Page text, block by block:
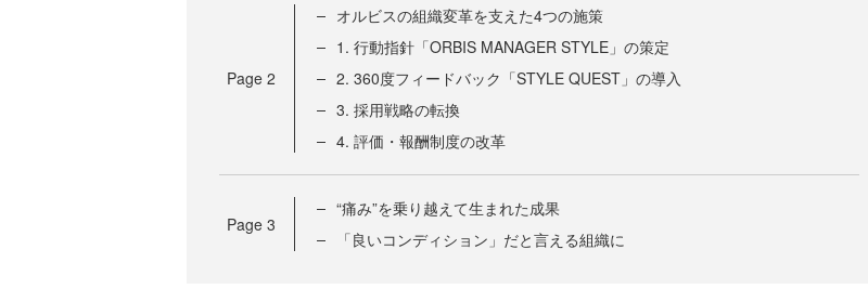
Page 2
オルビスの組織変革を支えた4つの施策
1. 行動指針「ORBIS MANAGER STYLE」の策定
2. 360度フィードバック「STYLE QUEST」の導入
3. 採用戦略の転換
4. 評価・報酬制度の改革
Page 3
“痛み”を乗り越えて生まれた成果
「良いコンディション」だと言える組織に